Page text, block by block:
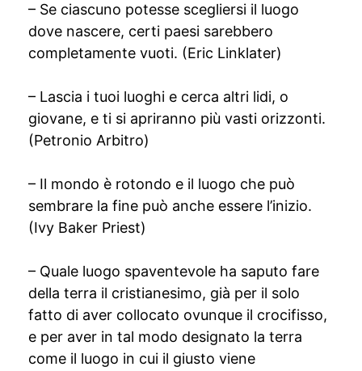
– Se ciascuno potesse scegliersi il luogo
dove nascere, certi paesi sarebbero
completamente vuoti. (Eric Linklater)
– Lascia i tuoi luoghi e cerca altri lidi, o
giovane, e ti si apriranno più vasti orizzonti.
(Petronio Arbitro)
– Il mondo è rotondo e il luogo che può
sembrare la fine può anche essere l’inizio.
(Ivy Baker Priest)
– Quale luogo spaventevole ha saputo fare
della terra il cristianesimo, già per il solo
fatto di aver collocato ovunque il crocifisso,
e per aver in tal modo designato la terra
come il luogo in cui il giusto viene